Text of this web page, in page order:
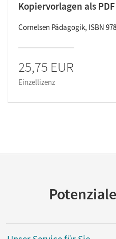
Kopiervorlagen als PDF
Cornelsen Pädagogik, ISBN
25,75 EUR
Einzellizenz